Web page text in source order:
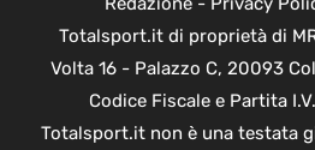
Totalsport.it di proprietà di
Volta 16 - Palazzo C, 20093
Codice Fiscale e Partita
Totalsport.it non è una testata